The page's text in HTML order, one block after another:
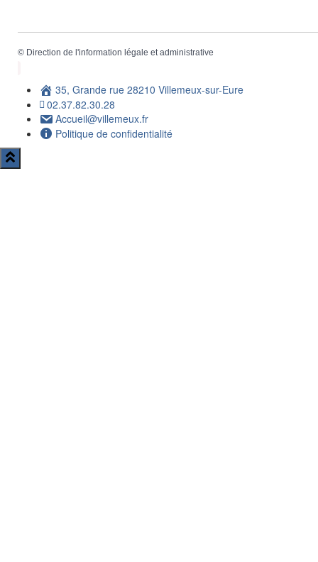
© Direction de l'information légale et administrative
35, Grande rue 28210 Villemeux-sur-Eure
02.37.82.30.28
Accueil@villemeux.fr
Politique de confidentialité